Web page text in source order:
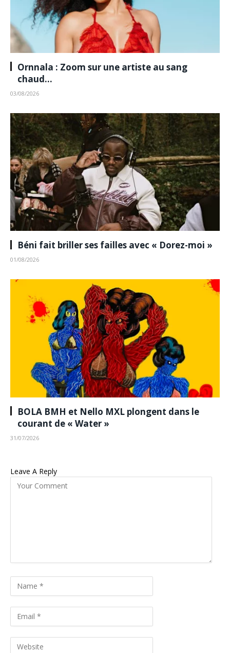
Ornnala : Zoom sur une artiste au sang
chaud…
03/08/2026
Béni fait briller ses failles avec « Dorez-moi »
01/08/2026
BOLA BMH et Nello MXL plongent dans le
courant de « Water »
31/07/2026
Leave A Reply